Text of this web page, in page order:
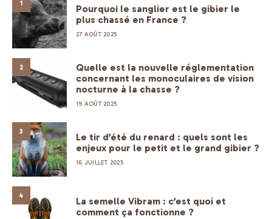
1
Pourquoi le sanglier est le gibier le
plus chassé en France ?
27 AOÛT 2025
2
Quelle est la nouvelle réglementation
concernant les monoculaires de vision
nocturne à la chasse ?
19 AOÛT 2025
3
Le tir d’été du renard : quels sont les
enjeux pour le petit et le grand gibier ?
16 JUILLET 2025
4
La semelle Vibram : c’est quoi et
comment ça fonctionne ?